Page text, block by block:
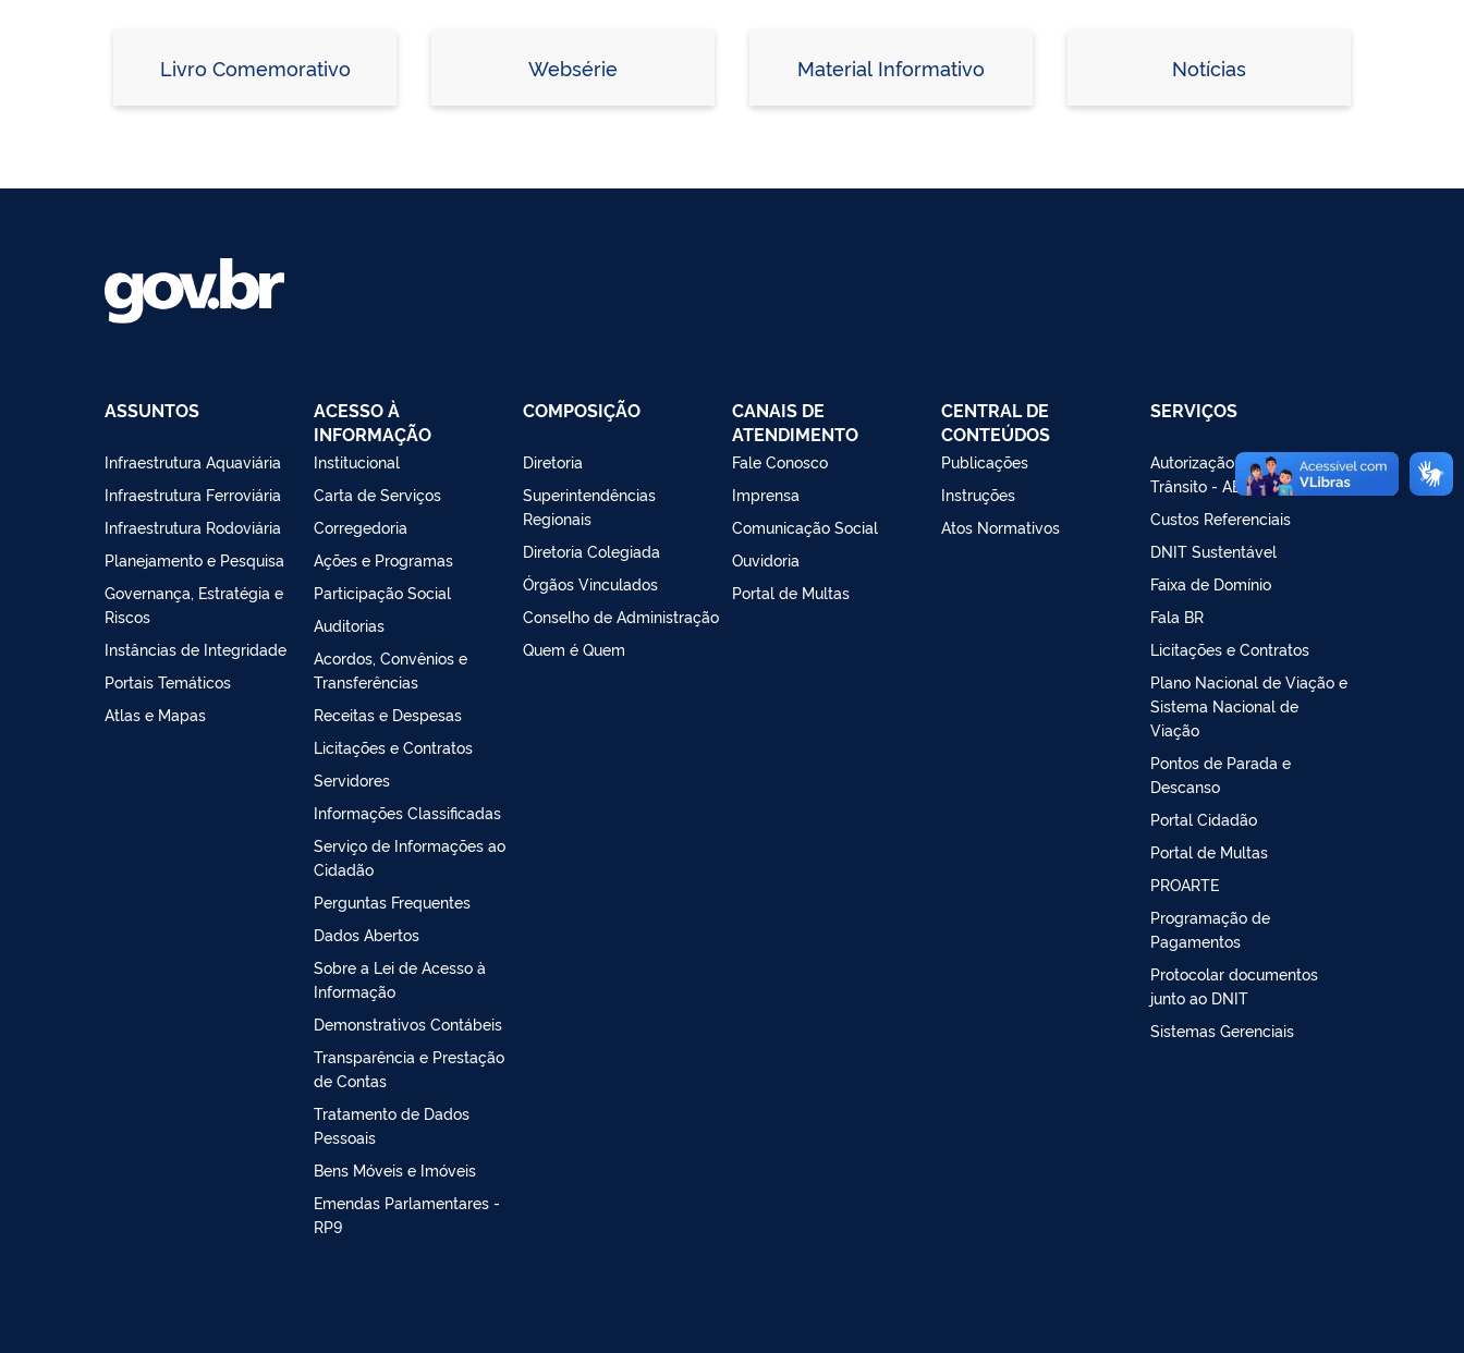
Livro Comemorativo Websérie Material Informativo Notícias
ASSUNTOS
Infraestrutura Aquaviária
Infraestrutura Ferroviária
Infraestrutura Rodoviária
Planejamento e Pesquisa
Governança, Estratégia e
Riscos
Instâncias de Integridade
Portais Temáticos
Atlas e Mapas
ACESSO À
INFORMAÇÃO
Institucional
Carta de Serviços
Corregedoria
Ações e Programas
Participação Social
Auditorias
Acordos, Convênios e
Transferências
Receitas e Despesas
Licitações e Contratos
Servidores
Informações Classificadas
Serviço de Informações ao
Cidadão
Perguntas Frequentes
Dados Abertos
Sobre a Lei de Acesso à
Informação
Demonstrativos Contábeis
Transparência e Prestação
de Contas
Tratamento de Dados
Pessoais
Bens Móveis e Imóveis
Emendas Parlamentares -
RP9
COMPOSIÇÃO
Diretoria
Superintendências
Regionais
Diretoria Colegiada
Órgãos Vinculados
Conselho de Administração
Quem é Quem
CANAIS DE
ATENDIMENTO
Fale Conosco
Imprensa
Comunicação Social
Ouvidoria
Portal de Multas
CENTRAL DE
CONTEÚDOS
Publicações
Instruções
Atos Normativos
SERVIÇOS
Autorização Especial de
Trânsito - AET
Custos Referenciais
DNIT Sustentável
Faixa de Domínio
Fala BR
Licitações e Contratos
Plano Nacional de Viação e
Sistema Nacional de
Viação
Pontos de Parada e
Descanso
Portal Cidadão
Portal de Multas
PROARTE
Programação de
Pagamentos
Protocolar documentos
junto ao DNIT
Sistemas Gerenciais